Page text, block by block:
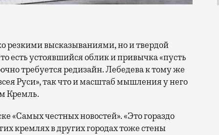
есть устоявшийся облик и привычка «пусть
требуется редизайн. Лебедева к тому же
Руси», так что и масштаб мышления у него
Кремль.
«Самых честных новостей». «Это гораздо
кремлях в других городах тоже стены